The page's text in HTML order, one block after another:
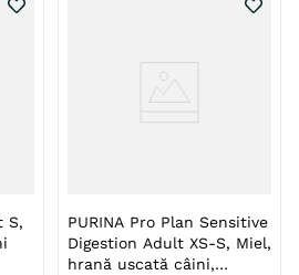
la maxilarul câinilor de
ale câinilor de rase mici şi
sau cu probleme de piele.
S,
PURINA Pro Plan Sensitive
Digestion Adult XS-S, Miel,
hrană uscată câini,